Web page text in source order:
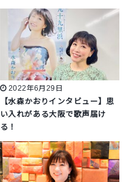
2022年6月29日
【水森かおりインタビュー】思
い入れがある大阪で歌声届け
る！